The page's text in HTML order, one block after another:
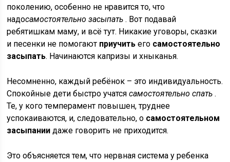
поколению, особенно не нравится то, что
надосамостоятельно засыпать . Вот подавай
ребятишкам маму, и всё тут. Никакие уговоры, сказки
и песенки не помогают приучить его самостоятельно
засыпать. Начинаются капризы и хныканья.
Несомненно, каждый ребёнок – это индивидуальность.
Спокойные дети быстро учатсясамостоятельно cпать .
Те, у кого темперамент повышен, труднее
успокаиваются, и, следовательно, о самостоятельном
засыпании даже говорить не приходится.
Это объясняется тем, что нервная система у ребенка